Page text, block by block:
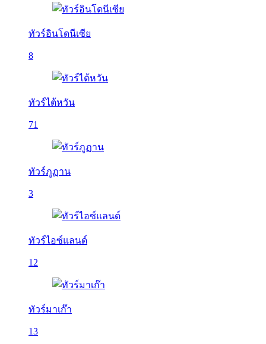
ทัวร์อินโดนีเซีย
8
ทัวร์ไต้หวัน
71
ทัวร์ภูฏาน
3
ทัวร์ไอซ์แลนด์
12
ทัวร์มาเก๊า
13